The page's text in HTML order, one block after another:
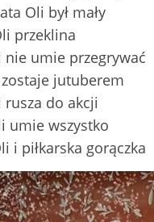
Oli był mały
przeklina
nie umie przegrywać
jutuberem
rusza do akcji
umie wszystko
i piłkarska gorączka